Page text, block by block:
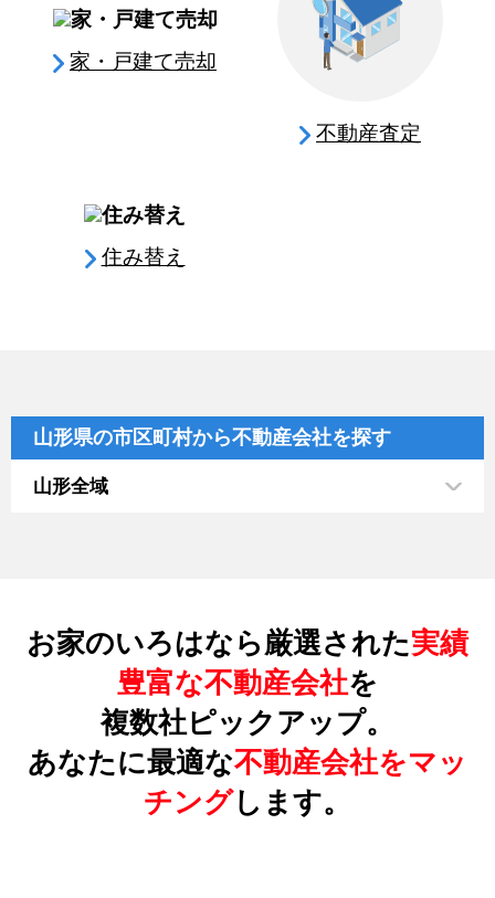
家・戸建て売却
不動産査定
住み替え
山形県の市区町村から不動産会社を探す
山形全域
お家のいろはなら厳選された実績
豊富な不動産会社を
複数社ピックアップ。
あなたに最適な不動産会社をマッ
チングします。